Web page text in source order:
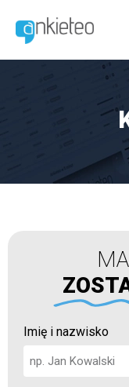
Imię i nazwisko